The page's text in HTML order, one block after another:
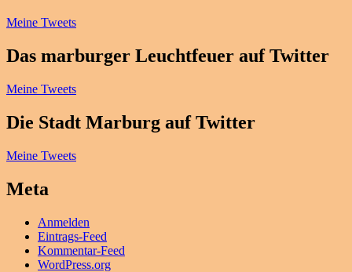
Meine Tweets
Das marburger Leuchtfeuer auf Twitter
Meine Tweets
Die Stadt Marburg auf Twitter
Meine Tweets
Meta
Anmelden
Eintrags-Feed
Kommentar-Feed
WordPress.org